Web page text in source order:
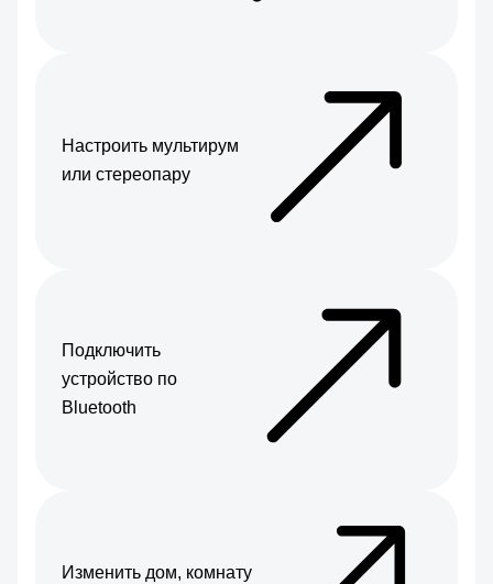
Настроить мультирум
или стереопару
Подключить
устройство по
Bluetooth
Изменить дом, комнату